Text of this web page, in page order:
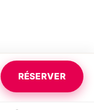
RÉSERVER